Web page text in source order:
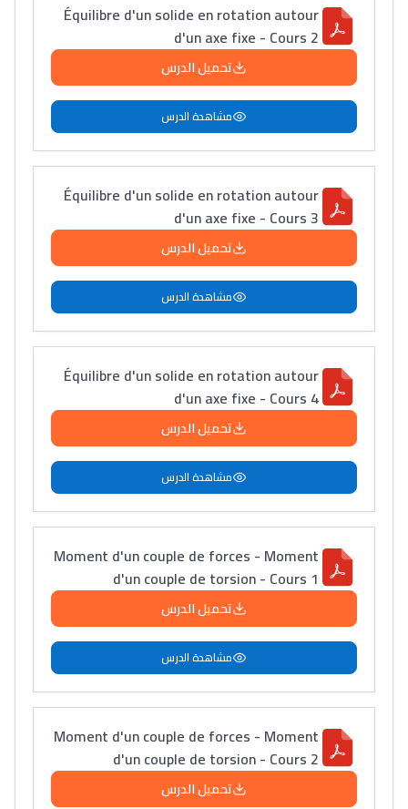
Équilibre d'un solide en rotation autour
d'un axe fixe - Cours 2
تحميل الدرس
مشاهدة الدرس
Équilibre d'un solide en rotation autour
d'un axe fixe - Cours 3
تحميل الدرس
مشاهدة الدرس
Équilibre d'un solide en rotation autour
d'un axe fixe - Cours 4
تحميل الدرس
مشاهدة الدرس
Moment d'un couple de forces - Moment
d'un couple de torsion - Cours 1
تحميل الدرس
مشاهدة الدرس
Moment d'un couple de forces - Moment
d'un couple de torsion - Cours 2
تحميل الدرس